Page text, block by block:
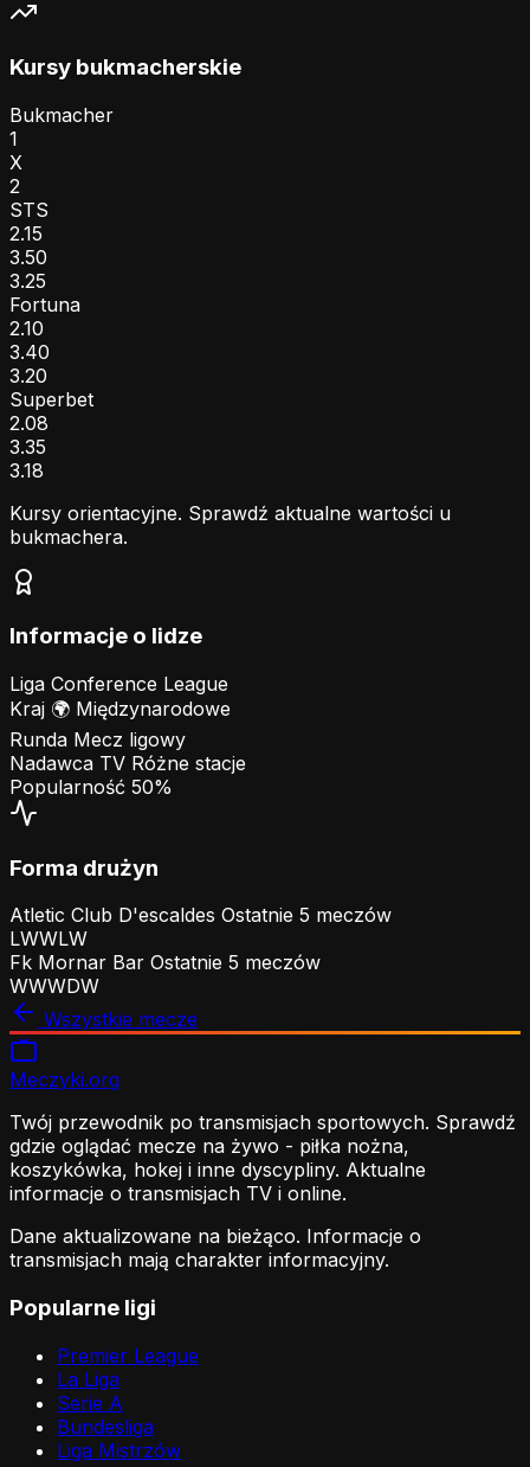
Kursy bukmacherskie
Bukmacher
1
X
2
STS
2.15
3.50
3.25
Fortuna
2.10
3.40
3.20
Superbet
2.08
3.35
3.18
Kursy orientacyjne. Sprawdź aktualne wartości u
bukmachera.
Informacje o lidze
Liga Conference League
Kraj 🌍 Międzynarodowe
Runda Mecz ligowy
Nadawca TV Różne stacje
Popularność 50%
Forma drużyn
Atletic Club D'escaldes Ostatnie 5 meczów
LWWLW
Fk Mornar Bar Ostatnie 5 meczów
WWWDW
Wszystkie mecze
Meczyki.org
Twój przewodnik po transmisjach sportowych. Sprawdź
gdzie oglądać mecze na żywo - piłka nożna,
koszykówka, hokej i inne dyscypliny. Aktualne
informacje o transmisjach TV i online.
Dane aktualizowane na bieżąco. Informacje o
transmisjach mają charakter informacyjny.
Popularne ligi
Premier League
La Liga
Serie A
Bundesliga
Liga Mistrzów